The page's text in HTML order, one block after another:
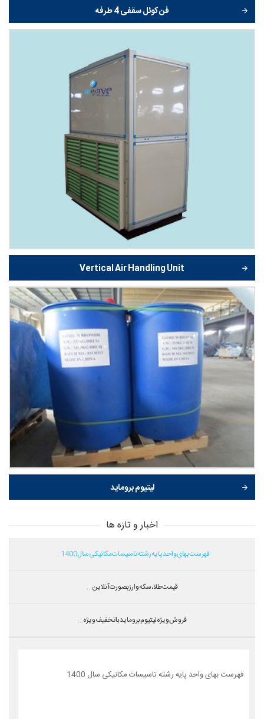
فن کوئل سقفی 4 طرفه
Vertical Air Handling Unit
لیتیوم بروماید
اخبار و تازه ها
فهرست بهای واحد پایه رشته تاسیسات مکانیکی سال 1400...
قیمت طلا،سکه و ارز بصورت آنلاین...
فروش ویژه لیتیوم بروماید با تخفیف ویژه...
فهرست بهای واحد پایه رشته تاسیسات مکانیکی سال 1400